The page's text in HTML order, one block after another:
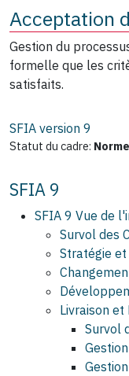
Acceptation
Gestion du
formelle que les
satisfaits.
SFIA version 9
Statut du cadre:
SFIA 9
SFIA 9 Vue de
Survol des
Stratégie
Livraison
Survol